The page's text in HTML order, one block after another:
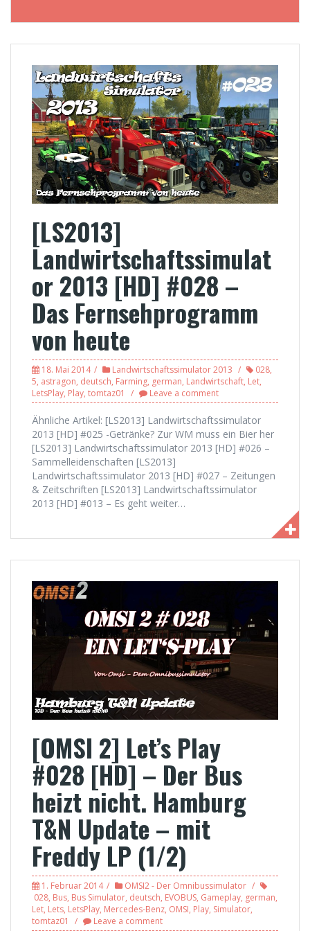
[LS2013]
Landwirtschaftssimulat
or 2013 [HD] #028 –
Das Fernsehprogramm
von heute
18. Mai 2014 Landwirtschaftssimulator 2013 028,
5, astragon, deutsch, Farming, german, Landwirtschaft, Let,
LetsPlay, Play, tomtaz01 Leave a comment
Ähnliche Artikel: [LS2013] Landwirtschaftssimulator
2013 [HD] #025 -Getränke? Zur WM muss ein Bier her
[LS2013] Landwirtschaftssimulator 2013 [HD] #026 –
Sammelleidenschaften [LS2013]
Landwirtschaftssimulator 2013 [HD] #027 – Zeitungen
& Zeitschriften [LS2013] Landwirtschaftssimulator
2013 [HD] #013 – Es geht weiter…
[OMSI 2] Let’s Play
#028 [HD] – Der Bus
heizt nicht. Hamburg
T&N Update – mit
Freddy LP (1/2)
1. Februar 2014
OMSI2 - Der Omnibussimulator
028, Bus, Bus Simulator, deutsch, EVOBUS, Gameplay, german,
Let, Lets, LetsPlay, Mercedes-Benz, OMSI, Play, Simulator,
tomtaz01
Leave a comment